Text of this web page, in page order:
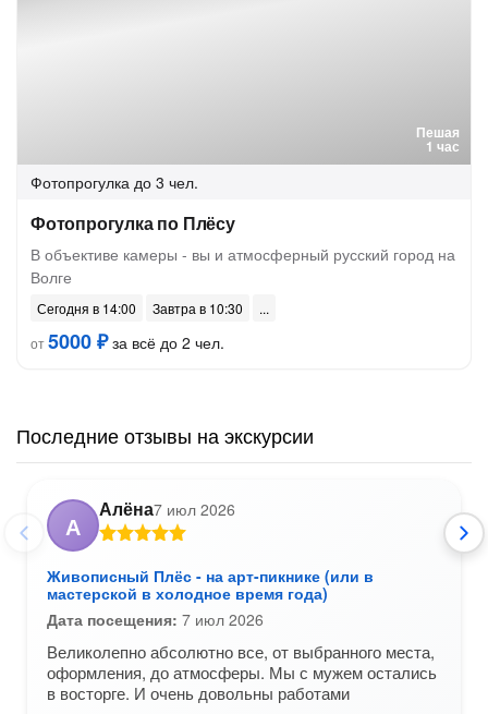
Пешая
1 час
Фотопрогулка до 3 чел.
Фотопрогулка по Плёсу
В объективе камеры - вы и атмосферный русский город на
Волге
Сегодня в 14:00
Завтра в 10:30
от5000 ₽за всё до 2 чел.
Последние отзывы на экскурсии
А
Алёна7 июл 2026
Живописный Плёс - на арт-пикнике (или в
мастерской в холодное время года)
Дата посещения: 7 июл 2026
Великолепно абсолютно все, от выбранного места,
оформления, до атмосферы. Мы с мужем остались
в восторге. И очень довольны работами